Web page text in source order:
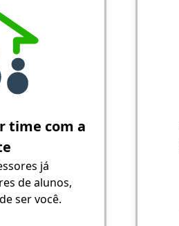
time com a
já
de alunos,
ser você.